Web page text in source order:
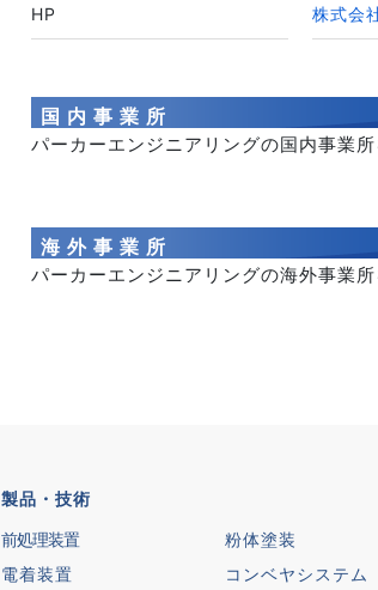
HP 株式会
国内事業所
パーカーエンジニアリングの国内事業所
海外事業所
パーカーエンジニアリングの海外事業所
製品・技術
前処理装置
電着装置
粉体塗装
コンベヤシステム